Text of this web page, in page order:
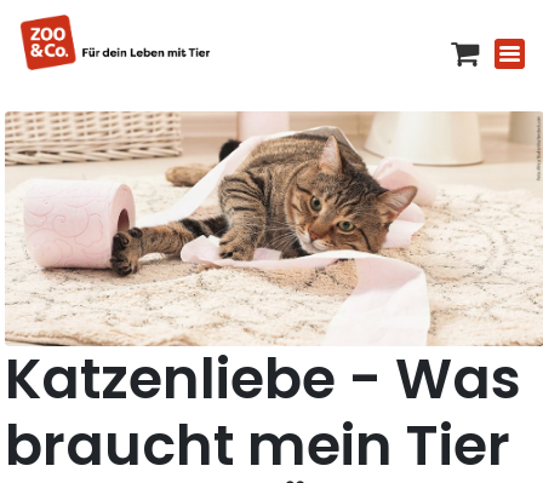
Katzenliebe - Was
braucht mein Tier